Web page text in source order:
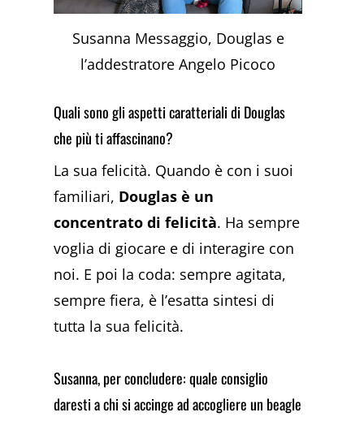
Susanna Messaggio, Douglas e
l’addestratore Angelo Picoco
Quali sono gli aspetti caratteriali di Douglas
che più ti affascinano?
La sua felicità. Quando è con i suoi
familiari, Douglas è un
concentrato di felicità. Ha sempre
voglia di giocare e di interagire con
noi. E poi la coda: sempre agitata,
sempre fiera, è l’esatta sintesi di
tutta la sua felicità.
Susanna, per concludere: quale consiglio
daresti a chi si accinge ad accogliere un beagle